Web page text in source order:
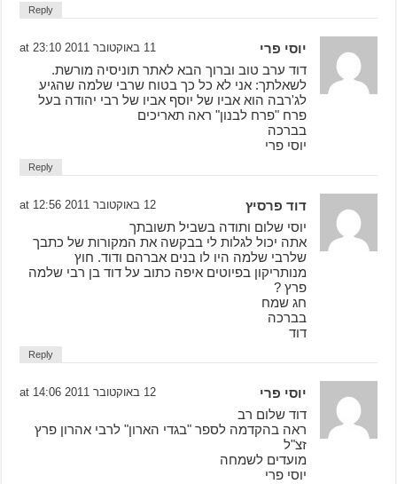
Reply
יוסי פרי 11 באוקטובר 2011 at 23:10
דוד ערב טוב וברוך הבא לאתר תוניסיה מורשת.
לשאלתך: אני לא כל כך בטוח שרבי שלמה שהגיע
לג'רבה הוא אביו של יוסף אביו של רבי יהודה בעל
פרח "פרח לבנון" ראה תאריכים
בברכה
יוסי פרי
Reply
דוד פרסיץ 12 באוקטובר 2011 at 12:56
יוסי שלום ותודה בשביל תשובתך
אתה יכול לגלות לי בבקשה את המקורות של כתבך
שלרבי שלמה היו לו בנים אברהם ודוד. חוץ
מנותריקון בפיוטים איפה כתוב על דוד בן רבי שלמה
פרץ ?
חג שמח
בברכה
דוד
Reply
יוסי פרי 12 באוקטובר 2011 at 14:06
דוד שלום רב
ראה בהקדמה לספר "בגדי הארון" לרבי אהרון פרץ
זצ"ל
מועדים לשמחה
יוסי פרי